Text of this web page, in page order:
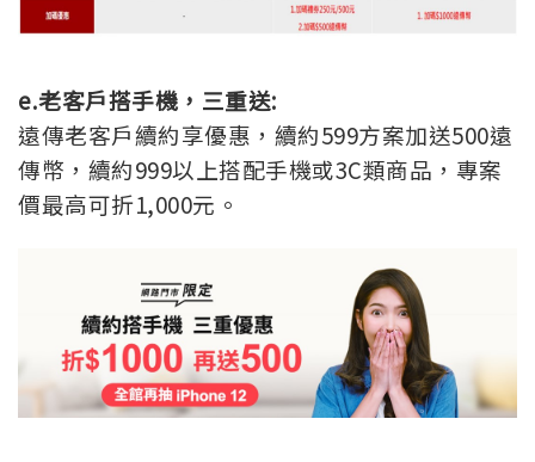
e.老客戶搭手機，三重送:
遠傳老客戶續約享優惠，續約599方案加送500遠
傳幣，續約999以上搭配手機或3C類商品，專案
價最高可折1,000元。